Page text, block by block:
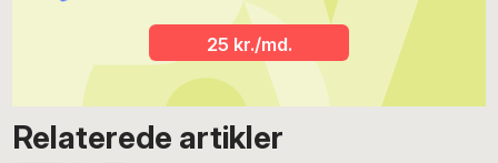
25 kr./md.
Relaterede artikler